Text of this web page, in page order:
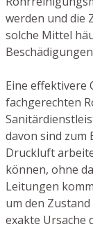
werden und die
solche Mittel
Eine effektivere
fachgerechten
davon sind zum
Druckluft
können, ohne
Leitungen
um den
exakte Ursache